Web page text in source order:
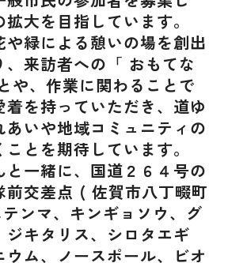
大を目指しています。
緑による憩いの場を創出
、来訪者への「 おもてな
や、作業に関わることで
着を持っていただき、道ゆ
あいや地域コミュニティの
とを期待しています。
一緒に、国道２６４号の
前交差点 ( 佐賀市八丁畷町
ンマ、キンギョソウ、グ
ジキタリス、シロタエギ
ウム、ノースポール、ビオ